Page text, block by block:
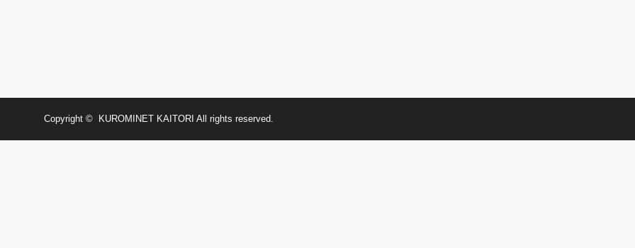
Copyright © KUROMINET KAITORI All rights reserved.